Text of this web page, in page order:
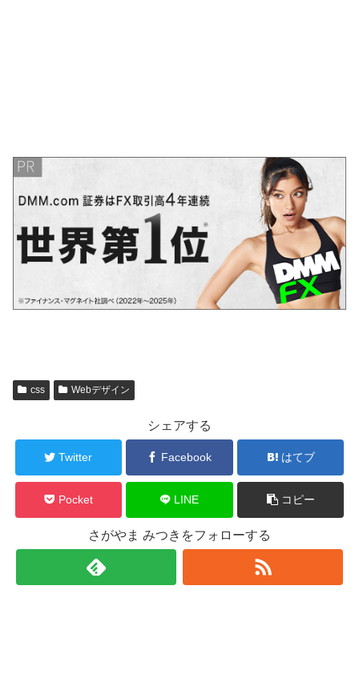
css Webデザイン
シェアする
Twitter Facebook はてブ
Pocket LINE コピー
さがやま みつきをフォローする